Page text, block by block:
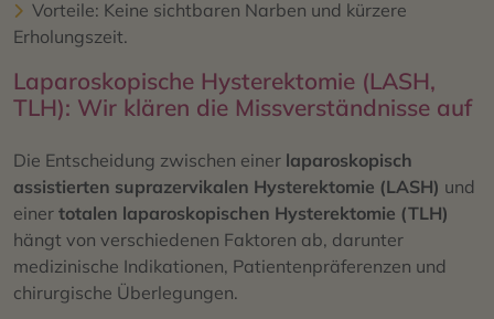
Vorteile: Keine sichtbaren Narben und kürzere
Erholungszeit.
Laparoskopische Hysterektomie (LASH,
TLH): Wir klären die Missverständnisse auf
Die Entscheidung zwischen einer laparoskopisch
assistierten suprazervikalen Hysterektomie (LASH) und
einer totalen laparoskopischen Hysterektomie (TLH)
hängt von verschiedenen Faktoren ab, darunter
medizinische Indikationen, Patientenpräferenzen und
chirurgische Überlegungen.